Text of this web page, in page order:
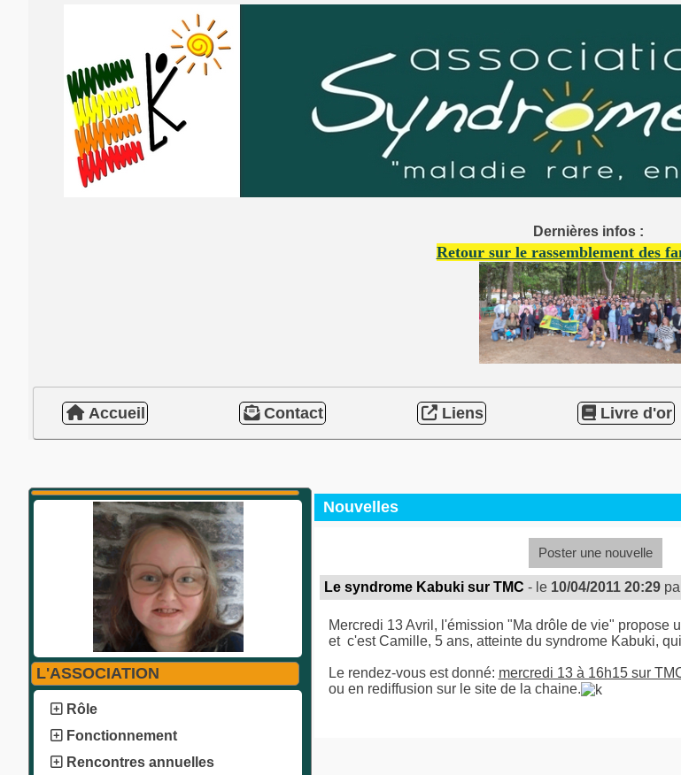
Dernières infos :
Retour sur le rassemblement des
Accueil Contact Liens Livre d'or
L'ASSOCIATION
Rôle
Fonctionnement
Rencontres annuelles
Nouvelles
Poster une nouvelle
Le syndrome Kabuki sur TMC - le 10/04/2011 20:29
Mercredi 13 Avril, l'émission "Ma drôle de vie" propose
et c'est Camille, 5 ans, atteinte du syndrome Kabuki,
Le rendez-vous est donné: mercredi 13 à 16h15 sur
ou en rediffusion sur le site de la chaine.